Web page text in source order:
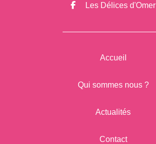
Les Délices d'Omer
Accueil
Qui sommes nous ?
Actualités
Contact